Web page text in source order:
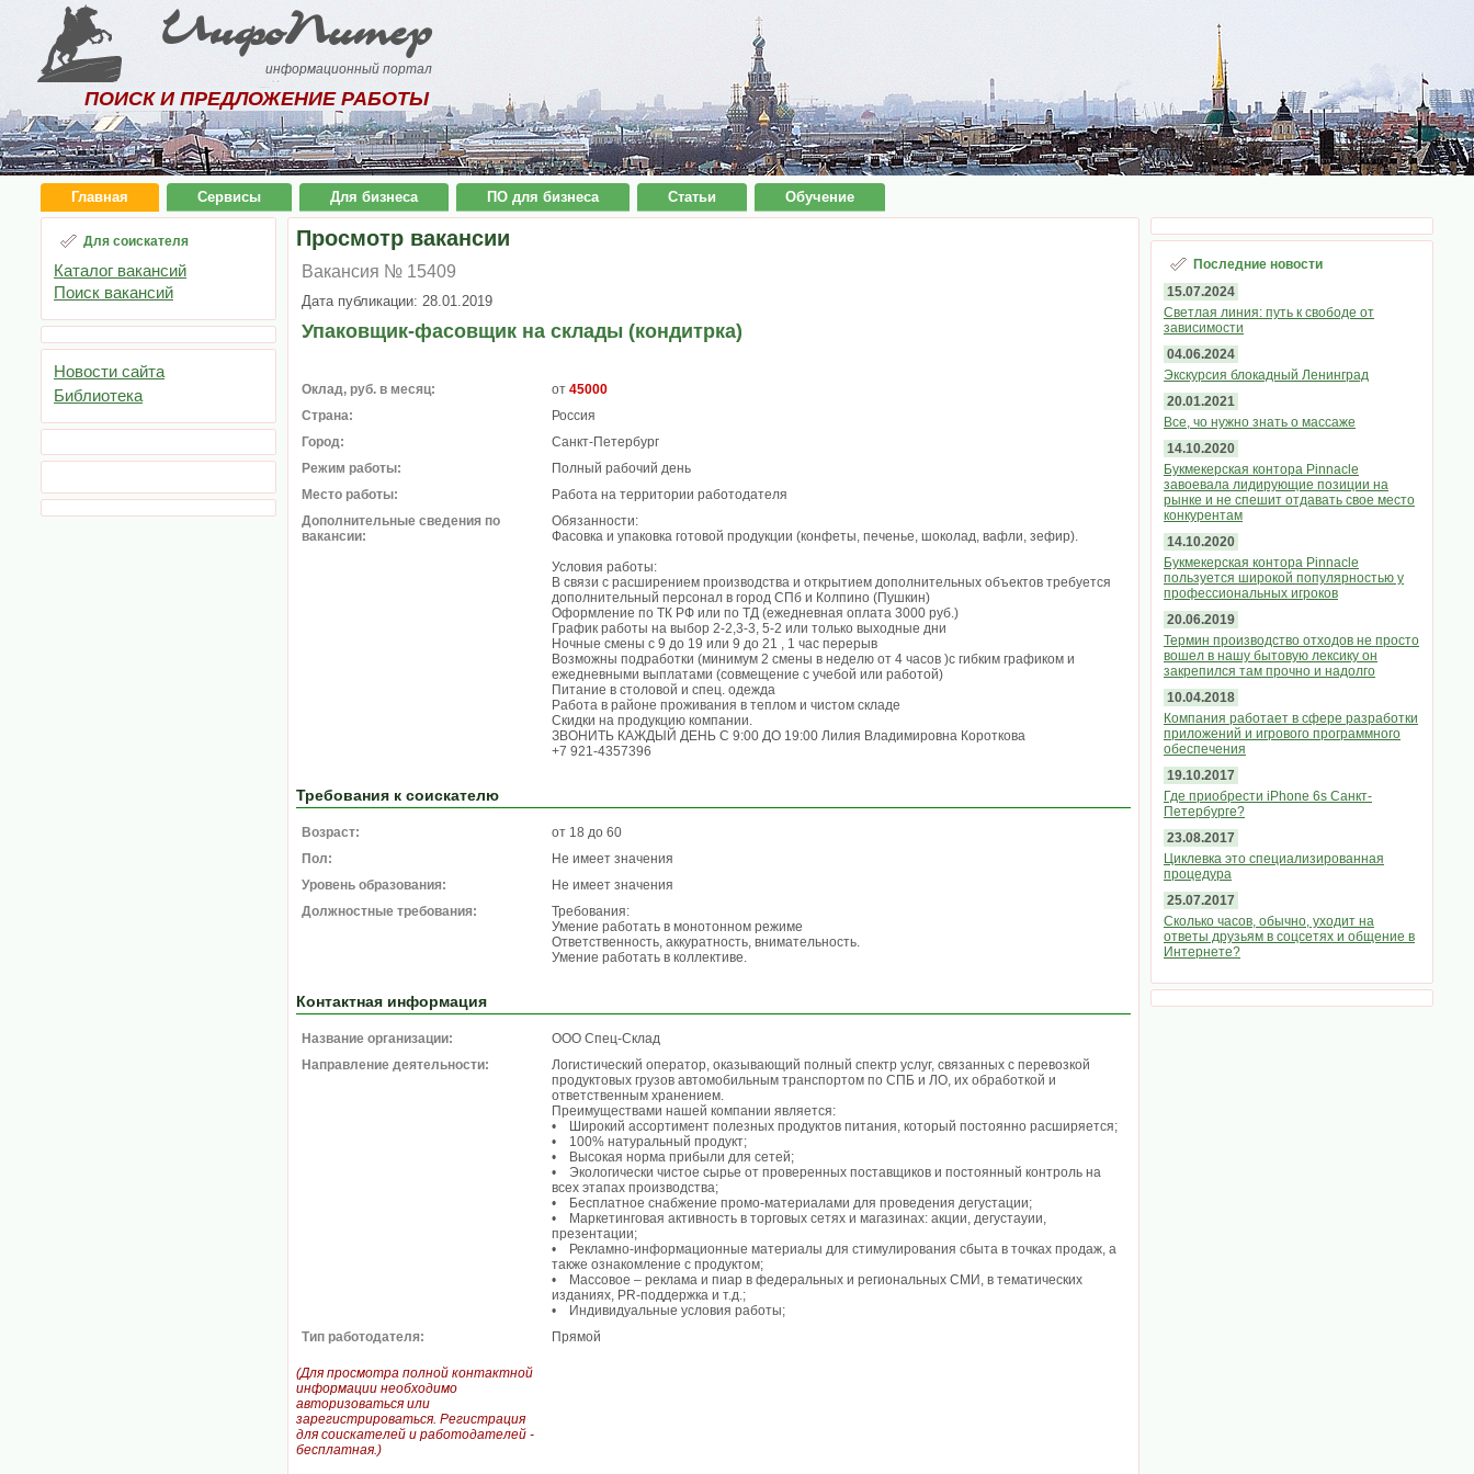
ИнфоПитер
информационный портал
ПОИСК И ПРЕДЛОЖЕНИЕ РАБОТЫ
Главная Сервисы Для бизнеса ПО для бизнеса Статьи Обучение
Для соискателя
Каталог вакансий
Поиск вакансий
Новости сайта
Библиотека
Просмотр вакансии
Вакансия № 15409
Дата публикации: 28.01.2019
Упаковщик-фасовщик на склады (кондитрка)
Оклад, руб. в месяц: от 45000
Страна:
Россия
Город:
Санкт-Петербург
Режим работы:
Полный рабочий день
Место работы:
Работа на территории работодателя
Дополнительные сведения по
вакансии:
Обязанности:
Фасовка и упаковка готовой продукции (конфеты, печенье, шоколад, вафли, зефир).
Условия работы:
В связи с расширением производства и открытием дополнительных объектов требуется
дополнительный персонал в город СПб и Колпино (Пушкин)
Оформление по ТК РФ или по ТД (ежедневная оплата 3000 руб.)
График работы на выбор 2-2,3-3, 5-2 или только выходные дни
Ночные смены с 9 до 19 или 9 до 21 , 1 час перерыв
Возможны подработки (минимум 2 смены в неделю от 4 часов )с гибким графиком и
ежедневными выплатами (совмещение с учебой или работой)
Питание в столовой и спец. одежда
Работа в районе проживания в теплом и чистом складе
Скидки на продукцию компании.
ЗВОНИТЬ КАЖДЫЙ ДЕНЬ С 9:00 ДО 19:00 Лилия Владимировна Короткова
+7 921-4357396
Требования к соискателю
Возраст:
от 18 до 60
Пол:
Не имеет значения
Уровень образования:
Не имеет значения
Должностные требования:
Требования:
Умение работать в монотонном режиме
Ответственность, аккуратность, внимательность.
Умение работать в коллективе.
Контактная информация
Название организации:
ООО Спец-Склад
Направление деятельности:
Логистический оператор, оказывающий полный спектр услуг, связанных с перевозкой
продуктовых грузов автомобильным транспортом по СПБ и ЛО, их обработкой и
ответственным хранением.
Преимуществами нашей компании является:
• Широкий ассортимент полезных продуктов питания, который постоянно расширяется;
• 100% натуральный продукт;
• Высокая норма прибыли для сетей;
• Экологически чистое сырье от проверенных поставщиков и постоянный контроль на
всех этапах производства;
• Бесплатное снабжение промо-материалами для проведения дегустации;
• Маркетинговая активность в торговых сетях и магазинах: акции, дегустауии,
презентации;
• Рекламно-информационные материалы для стимулирования сбыта в точках продаж, а
также ознакомление с продуктом;
• Массовое – реклама и пиар в федеральных и региональных СМИ, в тематических
изданиях, PR-поддержка и т.д.;
• Индивидуальные условия работы;
Тип работодателя:
Прямой
(Для просмотра полной контактной
информации необходимо
авторизоваться или
зарегистрироваться. Регистрация
для соискателей и работодателей -
бесплатная.)
Последние новости
15.07.2024
Светлая линия: путь к свободе от
зависимости
04.06.2024
Экскурсия блокадный Ленинград
20.01.2021
Все, чо нужно знать о массаже
14.10.2020
Букмекерская контора Pinnacle
завоевала лидирующие позиции на
рынке и не спешит отдавать свое место
конкурентам
14.10.2020
Букмекерская контора Pinnacle
пользуется широкой популярностью у
профессиональных игроков
20.06.2019
Термин производство отходов не просто
вошел в нашу бытовую лексику он
закрепился там прочно и надолго
10.04.2018
Компания работает в сфере разработки
приложений и игрового программного
обеспечения
19.10.2017
Где приобрести iPhone 6s Санкт-
Петербурге?
23.08.2017
Циклевка это специализированная
процедура
25.07.2017
Сколько часов, обычно, уходит на
ответы друзьям в соцсетях и общение в
Интернете?